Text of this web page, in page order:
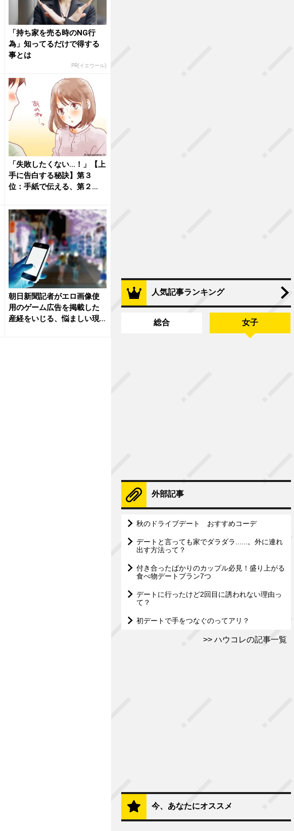
「持ち家を売る時のNG行
為」知ってるだけで得する
事とは
PR(イエウール)
「失敗したくない...！」【上
手に告白する秘訣】第３
位：手紙で伝える、第２
朝日新聞記者がエロ画像使
用のゲーム広告を掲載した
産経をいじる、悩ましい現
人気記事ランキング
総合 女子
外部記事
秋のドライブデート おすすめコーデ
デートと言っても家でダラダラ......。外に連れ
出す方法って？
付き合ったばかりのカップル必見！盛り上がる
食べ物デートプラン7つ
デートに行ったけど2回目に誘われない理由っ
て？
初デートで手をつなぐのってアリ？
ハウコレの記事一覧
今、あなたにオススメ